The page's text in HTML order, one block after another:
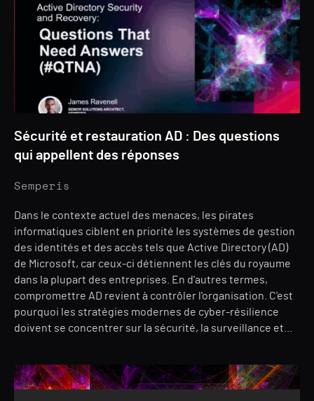
Sécurité et restauration AD : Des questions
qui appellent des réponses
Semperis
Dans le contexte actuel des menaces, les pirates
informatiques ciblent en priorité les systèmes de gestion
des identités et des accès tels que Active Directory (AD)
de Microsoft, car ceux-ci détiennent les clés du royaume
dans la plupart des entreprises. En d'autres termes,
compromettre AD revient à contrôler l'organisation. C'est
pourquoi les stratégies modernes de cyber-résilience
doivent se concentrer sur la sécurité, la surveillance et...